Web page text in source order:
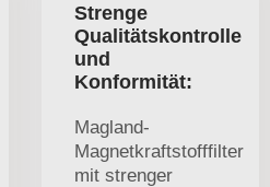
Strenge
Qualitätskontrolle
und
Konformität:
Magland-
Magnetkraftstofffilter
mit strenger